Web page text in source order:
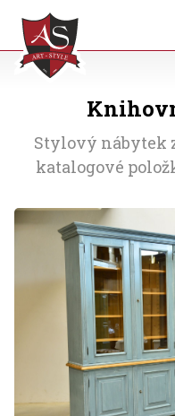
Stylový nábytek
katalogové